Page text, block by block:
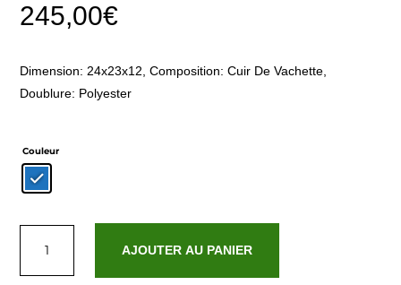
245,00€
Dimension: 24x23x12, Composition: Cuir De Vachette,
Doublure: Polyester
Couleur
Arizona
AJOUTER AU PANIER